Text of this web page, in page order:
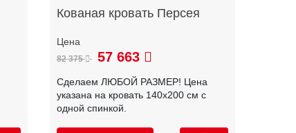
Кованая кровать Персея
82 375 57 663
Сделаем ЛЮБОЙ РАЗМЕР! Цена
указана на кровать 140х200 см с
одной спинкой.